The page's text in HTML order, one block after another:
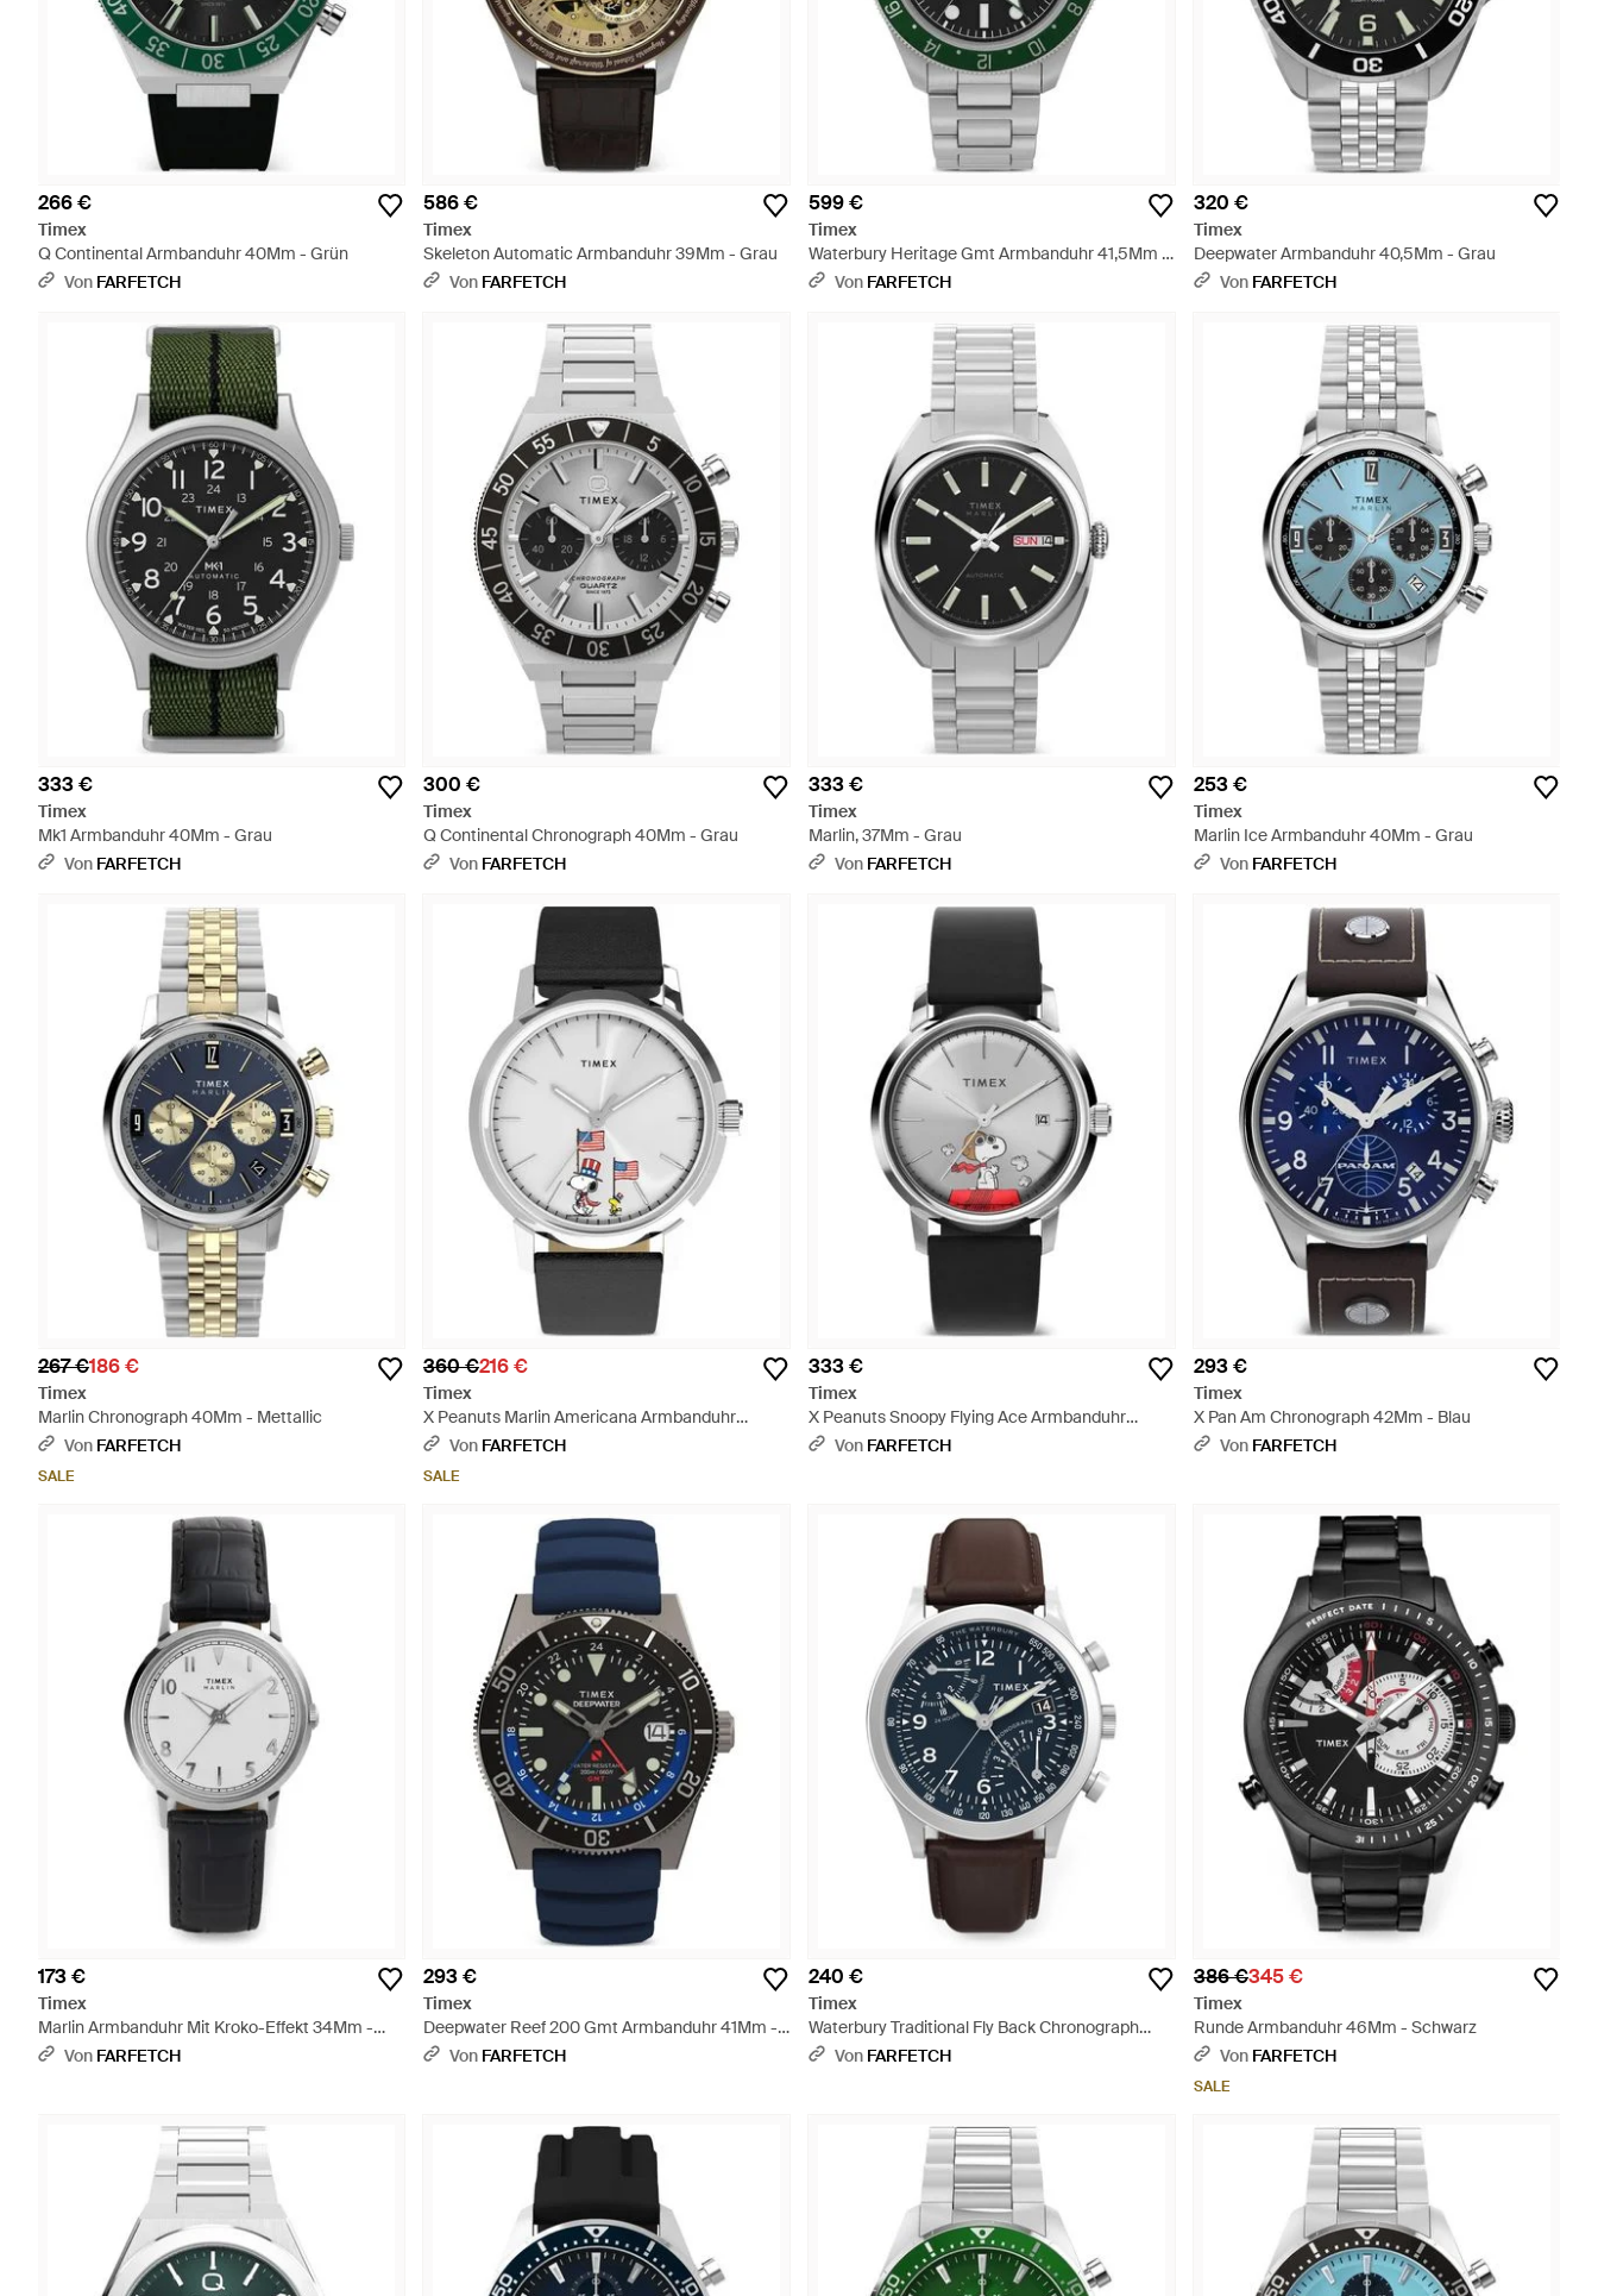
266 €
Timex
Q Continental Armbanduhr 40Mm - Grün
Von FARFETCH
586 €
Timex
Skeleton Automatic Armbanduhr 39Mm - Grau
Von FARFETCH
599 €
Timex
Waterbury Heritage Gmt Armbanduhr 41,5Mm -
GrauVon FARFETCH
320 €
Timex
Deepwater Armbanduhr 40,5Mm - Grau
Von FARFETCH
333 €
Timex
Mk1 Armbanduhr 40Mm - Grau
Von FARFETCH
300 €
Timex
Q Continental Chronograph 40Mm - Grau
Von FARFETCH
333 €
Timex
Marlin, 37Mm - Grau
Von FARFETCH
253 €
Timex
Marlin Ice Armbanduhr 40Mm - Grau
Von FARFETCH
267 €186 €
Timex
Marlin Chronograph 40Mm - Mettallic
Von FARFETCH
SALE
360 €216 €
Timex
X Peanuts Marlin Americana Armbanduhr
40Mm - Grau
Von FARFETCH
SALE
333 €
Timex
X Peanuts Snoopy Flying Ace Armbanduhr
40Mm - Grau
Von FARFETCH
293 €
Timex
X Pan Am Chronograph 42Mm - Blau
Von FARFETCH
173 €
Timex
Marlin Armbanduhr Mit Kroko-Effekt 34Mm -
GrauVon FARFETCH
293 €
Timex
Deepwater Reef 200 Gmt Armbanduhr 41Mm -
BlauVon FARFETCH
240 €
Timex
Waterbury Traditional Fly Back Chronograph
43Mm - Blau
Von FARFETCH
386 €345 €
Timex
Runde Armbanduhr 46Mm - Schwarz
Von FARFETCH
SALE